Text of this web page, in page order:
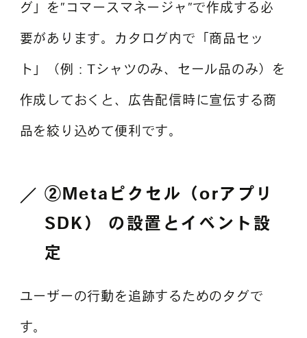
グ」を”コマースマネージャ”で作成する必
要があります。カタログ内で「商品セッ
ト」（例：Tシャツのみ、セール品のみ）を
作成しておくと、広告配信時に宣伝する商
品を絞り込めて便利です。
②Metaピクセル（orアプリ
SDK） の設置 とイベント設
定
ユーザーの行動を追跡するためのタグで
す。